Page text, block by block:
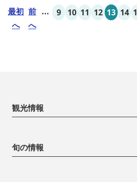
最初
へ
前
へ
... 9 10 11 12 13 14
観光情報
旬の情報